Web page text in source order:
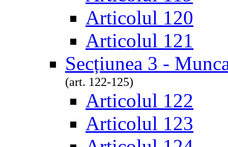
Articolul 120
Articolul 121
Secțiunea 3 -
(art. 122-125)
Articolul 122
Articolul 123